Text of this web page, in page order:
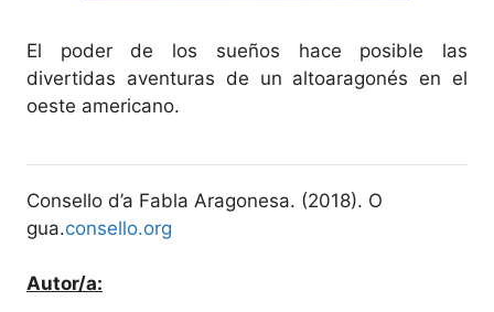
El poder de los sueños hace posible las
divertidas aventuras de un altoaragonés en el
oeste americano.
Consello d’a Fabla Aragonesa. (2018). O
gua.consello.org
Autor/a: